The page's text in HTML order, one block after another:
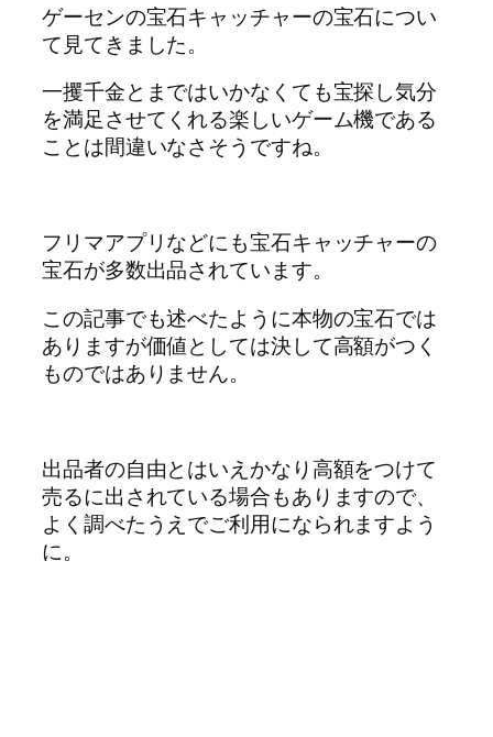
ゲーセンの宝石キャッチャーの宝石につい
て見てきました。
一攫千金とまではいかなくても宝探し気分
を満足させてくれる楽しいゲーム機である
ことは間違いなさそうですね。
フリマアプリなどにも宝石キャッチャーの
宝石が多数出品されています。
この記事でも述べたように本物の宝石では
ありますが価値としては決して高額がつく
ものではありません。
出品者の自由とはいえかなり高額をつけて
売るに出されている場合もありますので、
よく調べたうえでご利用になられますよう
に。